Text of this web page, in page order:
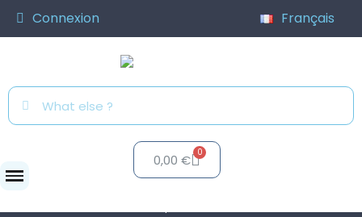
Connexion Français
0,00 €